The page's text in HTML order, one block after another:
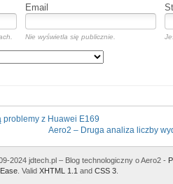
Email
Nie wyświetla się publicznie.
z Huawei E169
Aero2 – Druga analiza liczby
2024 jdtech.pl – Blog technologiczny o Aero2 -
. Valid XHTML 1.1 and CSS 3